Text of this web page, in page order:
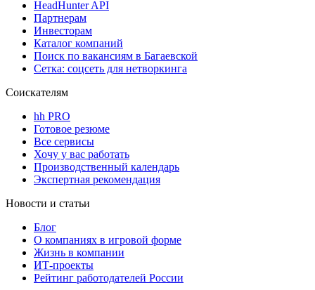
HeadHunter API
Партнерам
Инвесторам
Каталог компаний
Поиск по вакансиям в Багаевской
Сетка: соцсеть для нетворкинга
Соискателям
hh PRO
Готовое резюме
Все сервисы
Хочу у вас работать
Производственный календарь
Экспертная рекомендация
Новости и статьи
Блог
О компаниях в игровой форме
Жизнь в компании
ИТ-проекты
Рейтинг работодателей России